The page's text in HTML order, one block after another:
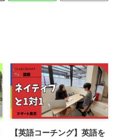
【英語コーチング】英語を